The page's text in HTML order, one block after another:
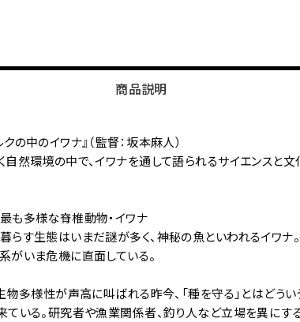
商品説明
の中のイワナ』（監督：坂本麻人）
自然環境の中で、イワナを通して語られるサイエンスと文
も多様な脊椎動物・イワナ
らす生態はいまだ謎が多く、神秘の魚といわれるイワナ。
がいま危機に直面している。
物多様性が声高に叫ばれる昨今、「種を守る」とはどう
ている。研究者や漁業関係者、釣り人など立場を異に